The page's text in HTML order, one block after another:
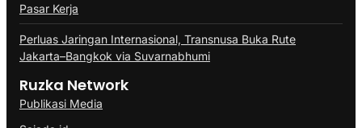
Pasar Kerja
Perluas Jaringan Internasional, Transnusa Buka Rute
Jakarta–Bangkok via Suvarnabhumi
Ruzka Network
Publikasi Media